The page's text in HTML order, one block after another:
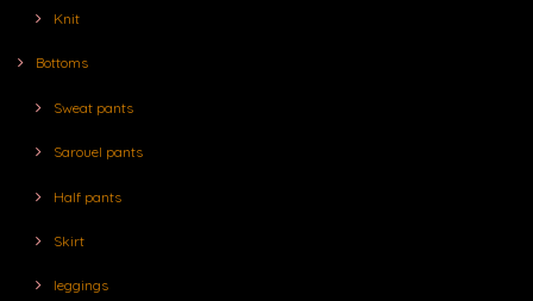
Knit
Bottoms
Sweat pants
Sarouel pants
Half pants
Skirt
leggings